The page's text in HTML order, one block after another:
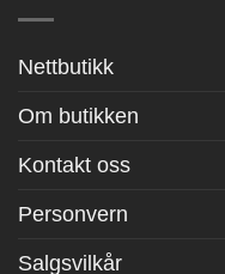
Nettbutikk
Om butikken
Kontakt oss
Personvern
Salgsvilkår